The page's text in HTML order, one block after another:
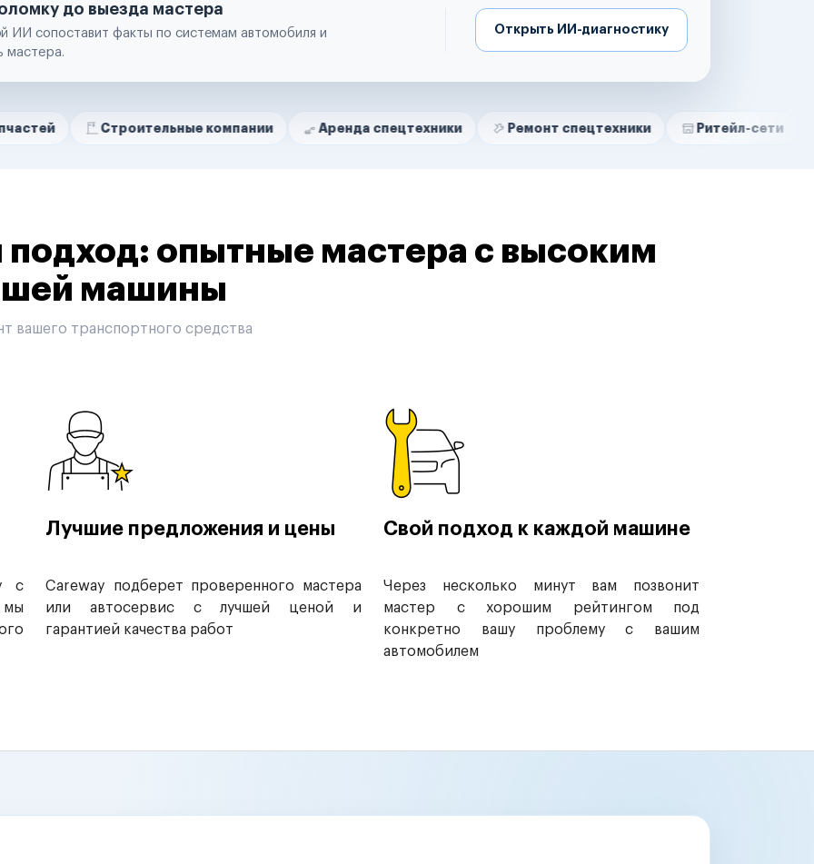
до выезда мастера
ИИ сопоставит факты по системам автомобиля и
мастера.
Открыть ИИ-диагностику
Строительные компании Аренда спецтехники Ремонт спецтехники Ритейл-сети
опытные мастера с высоким
машины
вашего транспортного средства
с
мы
Лучшие предложения и цены
Careway подберет проверенного мастера
или автосервис с лучшей ценой и
гарантией качества работ
Свой подход к каждой машине
Через несколько минут вам позвонит
мастер с хорошим рейтингом под
конкретно вашу проблему с вашим
автомобилем